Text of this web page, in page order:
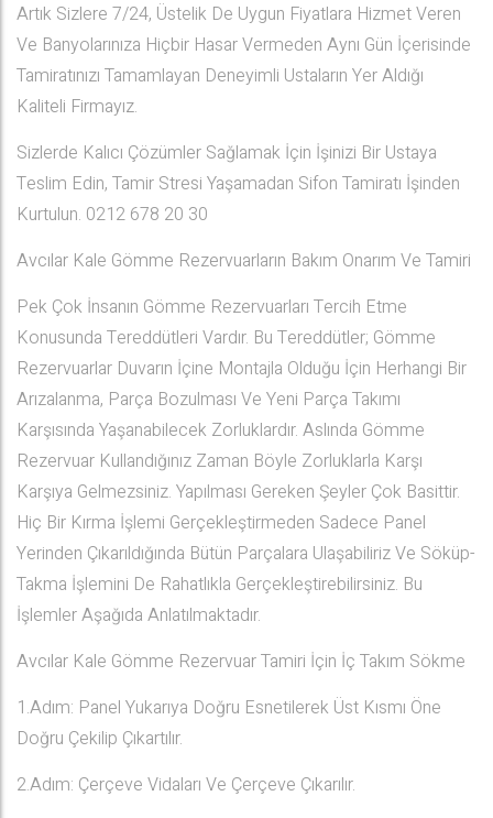
Artık Sizlere 7/24, Üstelik De Uygun Fiyatlara Hizmet Veren
Ve Banyolarınıza Hiçbir Hasar Vermeden Aynı Gün İçerisinde
Tamiratınızı Tamamlayan Deneyimli Ustaların Yer Aldığı
Kaliteli Firmayız.
Sizlerde Kalıcı Çözümler Sağlamak İçin İşinizi Bir Ustaya
Teslim Edin, Tamir Stresi Yaşamadan Sifon Tamiratı İşinden
Kurtulun. 0212 678 20 30
Avcılar Kale Gömme Rezervuarların Bakım Onarım Ve Tamiri
Pek Çok İnsanın Gömme Rezervuarları Tercih Etme
Konusunda Tereddütleri Vardır. Bu Tereddütler; Gömme
Rezervuarlar Duvarın İçine Montajla Olduğu İçin Herhangi Bir
Arızalanma, Parça Bozulması Ve Yeni Parça Takımı
Karşısında Yaşanabilecek Zorluklardır. Aslında Gömme
Rezervuar Kullandığınız Zaman Böyle Zorluklarla Karşı
Karşıya Gelmezsiniz. Yapılması Gereken Şeyler Çok Basittir.
Hiç Bir Kırma İşlemi Gerçekleştirmeden Sadece Panel
Yerinden Çıkarıldığında Bütün Parçalara Ulaşabiliriz Ve Söküp-
Takma İşlemini De Rahatlıkla Gerçekleştirebilirsiniz. Bu
İşlemler Aşağıda Anlatılmaktadır.
Avcılar Kale Gömme Rezervuar Tamiri İçin İç Takım Sökme
1.Adım: Panel Yukarıya Doğru Esnetilerek Üst Kısmı Öne
Doğru Çekilip Çıkartılır.
2.Adım: Çerçeve Vidaları Ve Çerçeve Çıkarılır.